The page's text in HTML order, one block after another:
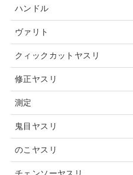
ハンドル
ヴァリト
クィックカットヤスリ
修正ヤスリ
測定
鬼目ヤスリ
のこヤスリ